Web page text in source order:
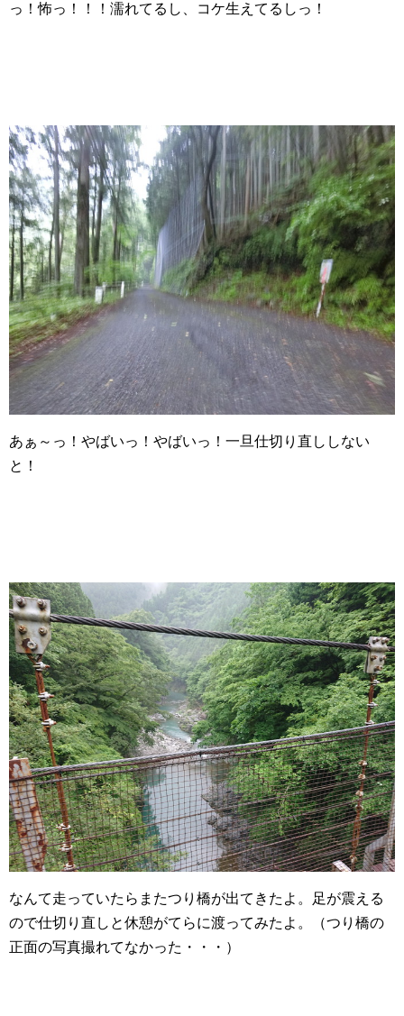
っ！怖っ！！！濡れてるし、コケ生えてるしっ！
あぁ～っ！やばいっ！やばいっ！一旦仕切り直ししない
と！
なんて走っていたらまたつり橋が出てきたよ。足が震える
ので仕切り直しと休憩がてらに渡ってみたよ。（つり橋の
正面の写真撮れてなかった・・・）